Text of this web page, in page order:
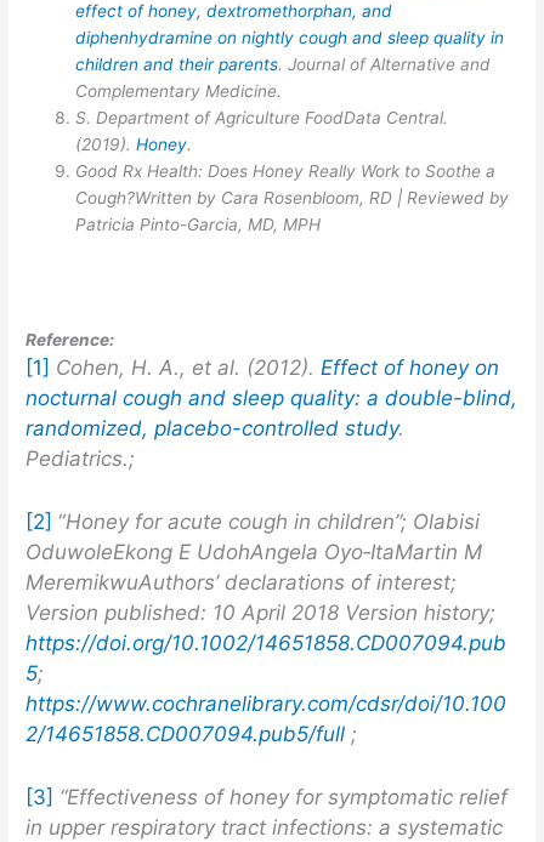
effect of honey, dextromethorphan, and
diphenhydramine on nightly cough and sleep quality in
children and their parents. Journal of Alternative and
Complementary Medicine.
S. Department of Agriculture FoodData Central.
(2019).Honey.
Good Rx Health: Does Honey Really Work to Soothe a
Cough?Written by Cara Rosenbloom, RD | Reviewed by
Patricia Pinto-Garcia, MD, MPH
Reference:
[1] Cohen, H. A., et al. (2012). Effect of honey on
nocturnal cough and sleep quality: a double-blind,
randomized, placebo-controlled study.
Pediatrics.;
[2] “Honey for acute cough in children”; Olabisi
OduwoleEkong E UdohAngela Oyo‐ItaMartin M
MeremikwuAuthors’ declarations of interest;
Version published: 10 April 2018 Version history;
https://doi.org/10.1002/14651858.CD007094.pub
5;
https://www.cochranelibrary.com/cdsr/doi/10.100
2/14651858.CD007094.pub5/full ;
[3] “Effectiveness of honey for symptomatic relief
in upper respiratory tract infections: a systematic